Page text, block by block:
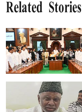
Related Stories